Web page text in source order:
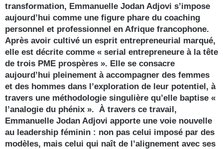
transformation, Emmanuelle Jodan Adjovi s’impose
aujourd’hui comme une figure phare du coaching
personnel et professionnel en Afrique francophone.
Après avoir cultivé un esprit entrepreneurial marqué,
elle est décrite comme « serial entrepreneure à la tête
de trois PME prospères ». Elle se consacre
aujourd’hui pleinement à accompagner des femmes
et des hommes dans l’exploration de leur potentiel, à
travers une méthodologie singulière qu’elle baptise «
l’analogie du phénix ». À travers ce travail,
Emmanuelle Jodan Adjovi apporte une voie nouvelle
au leadership féminin : non pas celui imposé par des
modèles, mais celui qui naît de l’alignement avec ses